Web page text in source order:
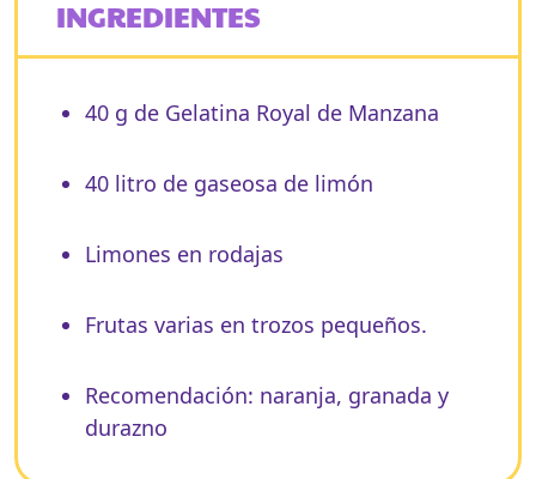
INGREDIENTES
40 g de Gelatina Royal de Manzana​
40 litro de gaseosa de limón
Limones en rodajas
Frutas varias en trozos pequeños.
Recomendación: naranja, granada y
durazno